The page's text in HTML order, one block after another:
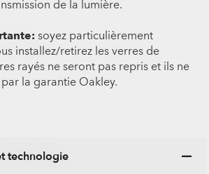
de la lumière.
soyez particulièrement
installez/retirez les verres de
rayés ne seront pas repris et ils ne
la garantie Oakley.
technologie